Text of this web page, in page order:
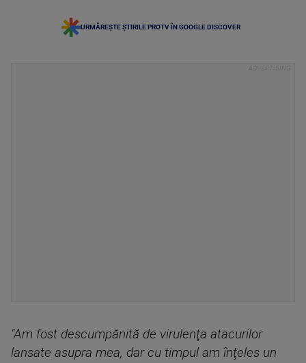
URMĂREȘTE ȘTIRILE PROTV ÎN GOOGLE DISCOVER
"Am fost descumpănită de virulenţa atacurilor
lansate asupra mea, dar cu timpul am înţeles un